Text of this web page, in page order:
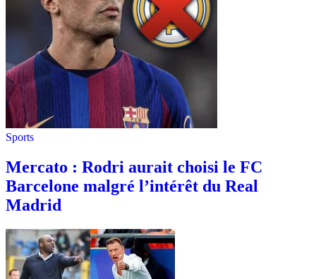
Sports
Mercato : Rodri aurait choisi le FC
Barcelone malgré l’intérêt du Real
Madrid